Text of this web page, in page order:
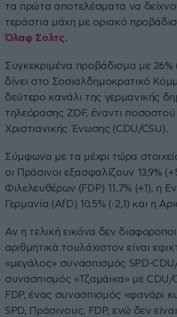
τα πρώτα αποτελέσματα να
τεράστια μάχη με οριακό
Όλαφ Σολτς.
Συγκεκριμένα προβάδισμα με 26%
δίνει στο Σοσιαλδημοκρατικό
δεύτερο κανάλι της γερμανικής
τηλεόρασης ZDF, έναντι ποσοστού
Χριστιανικής Ένωσης (CDU/CSU).
Σύμφωνα με τα μέχρι τώρα
οι Πράσινοι εξασφαλίζουν 13,9%
Φιλελευθέρων (FDP) 11,7% (+1), η
Γερμανία (AfD) 10,5% (-2,1) και η
Αν η τελική εικόνα δεν
αριθμητικά τουλάχιστον είναι
«μεγάλος» συνασπισμός SPD-
συνασπισμός «Τζαμάικα» με CDU/
FDP, ένας συνασπισμός «φανάρι
SPD, Πράσινους, FDP, ενώ δεν